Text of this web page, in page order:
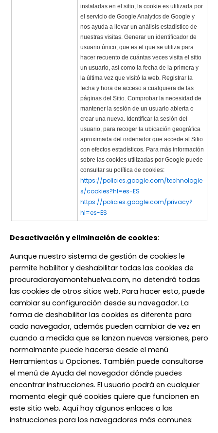
instaladas en el sitio, la cookie es utilizada por
el servicio de Google Analytics de Google y
nos ayuda a llevar un análisis estadístico de
nuestras visitas. Generar un identificador de
usuario único, que es el que se utiliza para
hacer recuento de cuántas veces visita el sitio
un usuario, así como la fecha de la primera y
la última vez que visitó la web. Registrar la
fecha y hora de acceso a cualquiera de las
páginas del Sitio. Comprobar la necesidad de
mantener la sesión de un usuario abierta o
crear una nueva. Identificar la sesión del
usuario, para recoger la ubicación geográfica
aproximada del ordenador que accede al Sitio
con efectos estadísticos. Para más información
sobre las cookies utilizadas por Google puede
consultar su política de cookies:
https://policies.google.com/technologie
s/cookies?hl=es-ES
https://policies.google.com/privacy?
hl=es-ES
Desactivación y eliminación de cookies:
Aunque nuestro sistema de gestión de cookies le
permite habilitar y deshabilitar todas las cookies de
procuradorayamontehuelva.com, no detendrá todas
las cookies de otros sitios web. Para hacer esto, puede
cambiar su configuración desde su navegador. La
forma de deshabilitar las cookies es diferente para
cada navegador, además pueden cambiar de vez en
cuando a medida que se lanzan nuevas versiones, pero
normalmente puede hacerse desde el menú
Herramientas u Opciones. También puede consultarse
el menú de Ayuda del navegador dónde puedes
encontrar instrucciones. El usuario podrá en cualquier
momento elegir qué cookies quiere que funcionen en
este sitio web. Aquí hay algunos enlaces a las
instrucciones para los navegadores más comunes: